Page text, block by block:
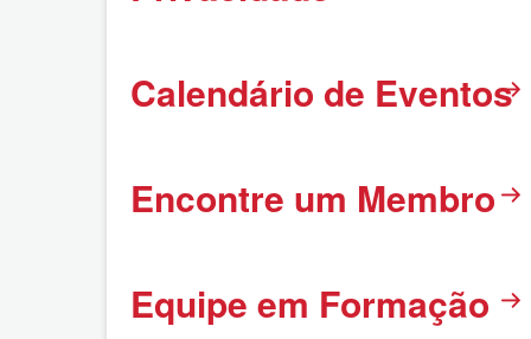
Calendário de Eventos
Encontre um Membro
Equipe em Formação